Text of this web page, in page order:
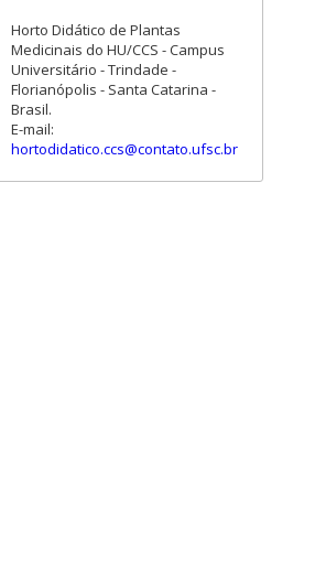
Horto Didático de Plantas
Medicinais do HU/CCS - Campus
Universitário - Trindade -
Florianópolis - Santa Catarina -
Brasil.
E-mail:
hortodidatico.ccs@contato.ufsc.br